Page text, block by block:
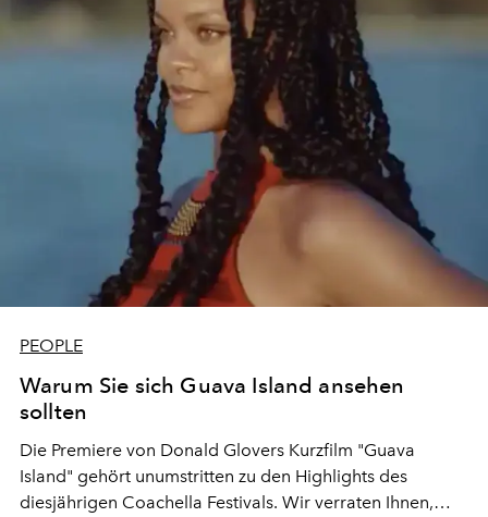
PEOPLE
Warum Sie sich Guava Island ansehen
sollten
Die Premiere von Donald Glovers Kurzfilm "Guava
Island" gehört unumstritten zu den Highlights des
diesjährigen Coachella Festivals. Wir verraten Ihnen,